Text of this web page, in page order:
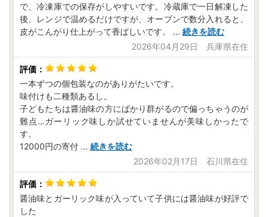
で、冷凍庫での保存がしやすいです。冷蔵庫で一日解凍した
後、レンジで温めるだけですが、オーブンで数分入れると、
皮がこんがり仕上がって香ばしいです。
... 続きを読む
2026年04月29日 兵庫県在住
一本ずつの個包装なのがありがたいです。
味付けも二種類あるし。
子どもたちは醤油味の方にばかり群がるので偏っちゃうのが
難点…ガーリック味しか試せていませんが美味しかったで
す。
12000円の寄付 ... 続きを読む
2026年02月17日 石川県在住
醤油味とガーリック味が入っていて子供には醤油味が好評で
した